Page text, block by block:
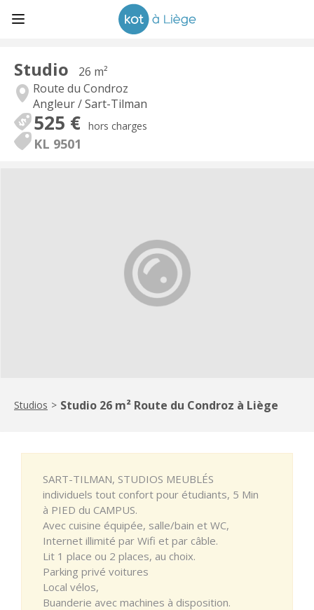
Studio
26 m²
Route du Condroz
Angleur / Sart-Tilman
525 € hors charges
KL 9501
Studios > Studio 26 m² Route du Condroz à Liège
SART-TILMAN, STUDIOS MEUBLÉS
individuels tout confort pour étudiants, 5 Min
à PIED du CAMPUS.
Avec cuisine équipée, salle/bain et WC,
Internet illimité par Wifi et par câble.
Lit 1 place ou 2 places, au choix.
Parking privé voitures
Local vélos,
Buanderie avec machines à disposition.